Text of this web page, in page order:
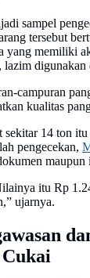
sampel
tersebut
yang memiliki
digunakan
campuran
kualitas
sekitar 14 ton
pengecekan,
itu Rp
ujarnya.
Cukai